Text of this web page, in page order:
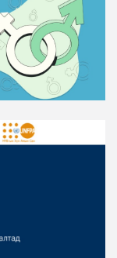
2026-02-16
ХАНГАХ ҮЙЛ
ХУВААРЬТАЙ
2026-02-16
АЖЛЫН АЛБАНЫ
АЖИЛЛАВ
АЖЛЫН АЛБАНЫ
ЯАМАНД